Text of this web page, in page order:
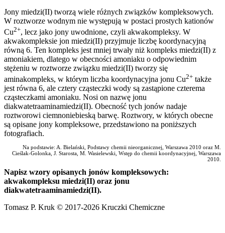
Jony miedzi(II) tworzą wiele różnych związków kompleksowych.
W roztworze wodnym nie występują w postaci prostych kationów
Cu2+, lecz jako jony uwodnione, czyli akwakompleksy. W
akwakompleksie jon miedzi(II) przyjmuje liczbę koordynacyjną
równą 6. Ten kompleks jest mniej trwały niż kompleks miedzi(II) z
amoniakiem, dlatego w obecności amoniaku o odpowiednim
stężeniu w roztworze związku miedzi(II) tworzy się
aminakompleks, w którym liczba koordynacyjna jonu Cu2+ także
jest równa 6, ale cztery cząsteczki wody są zastąpione czterema
cząsteczkami amoniaku. Nosi on nazwę jonu
diakwatetraaminamiedzi(II). Obecność tych jonów nadaje
roztworowi ciemnoniebieską barwę. Roztwory, w których obecne
są opisane jony kompleksowe, przedstawiono na poniższych
fotografiach.
Na podstawie: A. Bielański, Podstawy chemii nieorganicznej, Warszawa 2010 oraz M.
Cieślak-Golonka, J. Starosta, M. Wasielewski, Wstęp do chemii koordynacyjnej, Warszawa
2010.
Napisz wzory opisanych jonów kompleksowych:
akwakompleksu miedzi(II) oraz jonu
diakwatetraaminamiedzi(II).
Tomasz P. Kruk © 2017-2026 Kruczki Chemiczne